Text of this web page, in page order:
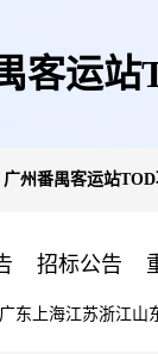
客运站
广州番禺客运站TOD
招标公告
广东 上海江苏浙江山